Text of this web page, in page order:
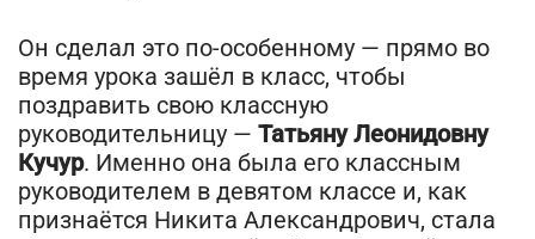
Он сделал это по-особенному — прямо во
время урока зашёл в класс, чтобы
поздравить свою классную
руководительницу — Татьяну Леонидовну
Кучур. Именно она была его классным
руководителем в девятом классе и, как
признаётся Никита Александрович, стала